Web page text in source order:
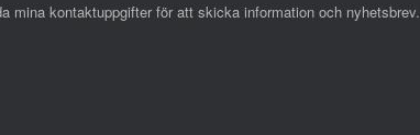
mina kontaktuppgifter för att skicka information och nyhetsbrev.